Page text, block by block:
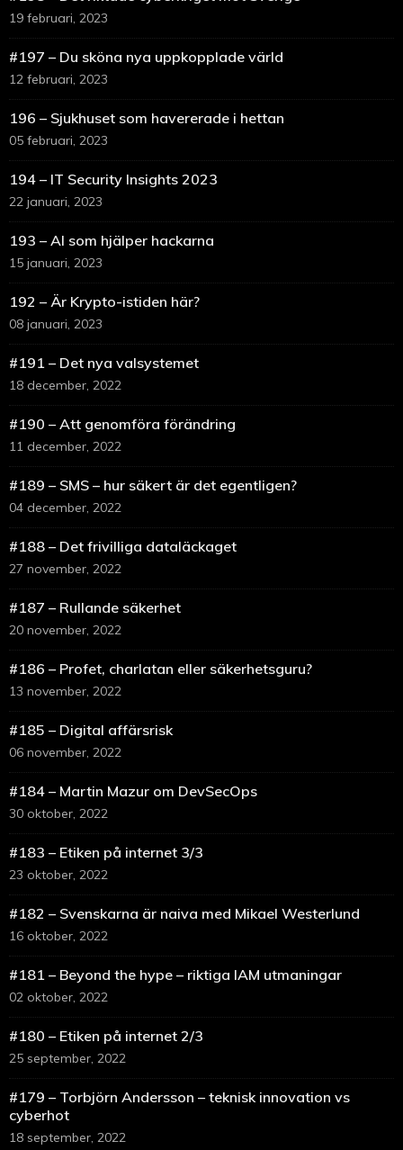
19 februari, 2023
#197 – Du sköna nya uppkopplade värld
12 februari, 2023
196 – Sjukhuset som havererade i hettan
05 februari, 2023
194 – IT Security Insights 2023
22 januari, 2023
193 – AI som hjälper hackarna
15 januari, 2023
192 – Är Krypto-istiden här?
08 januari, 2023
#191 – Det nya valsystemet
18 december, 2022
#190 – Att genomföra förändring
11 december, 2022
#189 – SMS – hur säkert är det egentligen?
04 december, 2022
#188 – Det frivilliga dataläckaget
27 november, 2022
#187 – Rullande säkerhet
20 november, 2022
#186 – Profet, charlatan eller säkerhetsguru?
13 november, 2022
#185 – Digital affärsrisk
06 november, 2022
#184 – Martin Mazur om DevSecOps
30 oktober, 2022
#183 – Etiken på internet 3/3
23 oktober, 2022
#182 – Svenskarna är naiva med Mikael Westerlund
16 oktober, 2022
#181 – Beyond the hype – riktiga IAM utmaningar
02 oktober, 2022
#180 – Etiken på internet 2/3
25 september, 2022
#179 – Torbjörn Andersson – teknisk innovation vs
cyberhot
18 september, 2022